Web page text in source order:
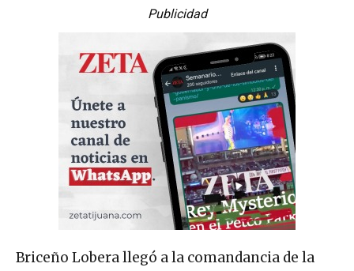
Publicidad
Briceño Lobera llegó a la comandancia de la